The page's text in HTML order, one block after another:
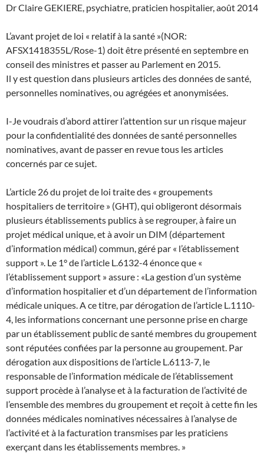
Dr Claire GEKIERE, psychiatre, praticien hospitalier, août 2014
L’avant projet de loi « relatif à la santé »(NOR:
AFSX1418355L/Rose-1) doit être présenté en septembre en
conseil des ministres et passer au Parlement en 2015.
Il y est question dans plusieurs articles des données de santé,
personnelles nominatives, ou agrégées et anonymisées.
I-Je voudrais d’abord attirer l’attention sur un risque majeur
pour la confidentialité des données de santé personnelles
nominatives, avant de passer en revue tous les articles
concernés par ce sujet.
L’article 26 du projet de loi traite des « groupements
hospitaliers de territoire » (GHT), qui obligeront désormais
plusieurs établissements publics à se regrouper, à faire un
projet médical unique, et à avoir un DIM (département
d’information médical) commun, géré par « l’établissement
support ». Le 1° de l’article L.6132-4 énonce que «
l’établissement support » assure : «La gestion d’un système
d’information hospitalier et d’un département de l’information
médicale uniques. A ce titre, par dérogation de l’article L.1110-
4, les informations concernant une personne prise en charge
par un établissement public de santé membres du groupement
sont réputées confiées par la personne au groupement. Par
dérogation aux dispositions de l’article L.6113-7, le
responsable de l’information médicale de l’établissement
support procède à l’analyse et à la facturation de l’activité de
l’ensemble des membres du groupement et reçoit à cette fin les
données médicales nominatives nécessaires à l’analyse de
l’activité et à la facturation transmises par les praticiens
exerçant dans les établissements membres. »